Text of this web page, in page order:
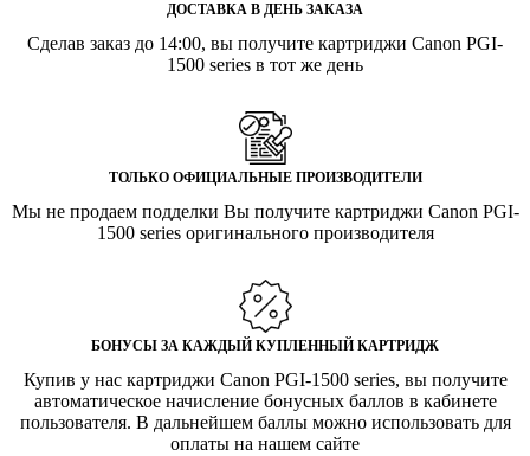
ДОСТАВКА В ДЕНЬ ЗАКАЗА
Сделав заказ до 14:00, вы получите картриджи Canon PGI-
1500 series в тот же день
ТОЛЬКО ОФИЦИАЛЬНЫЕ ПРОИЗВОДИТЕЛИ
Мы не продаем подделки Вы получите картриджи Canon PGI-
1500 series оригинального производителя
БОНУСЫ ЗА КАЖДЫЙ КУПЛЕННЫЙ КАРТРИДЖ
Купив у нас картриджи Canon PGI-1500 series, вы получите
автоматическое начисление бонусных баллов в кабинете
пользователя. В дальнейшем баллы можно использовать для
оплаты на нашем сайте